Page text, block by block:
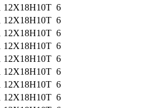
12Х18Н10Т 6
12Х18Н10Т 6
12Х18Н10Т 6
12Х18Н10Т 6
12Х18Н10Т 6
12Х18Н10Т 6
12Х18Н10Т 6
12Х18Н10Т 6